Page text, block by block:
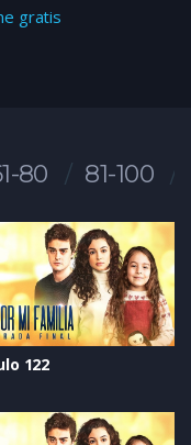
gratis
80 81-100
122